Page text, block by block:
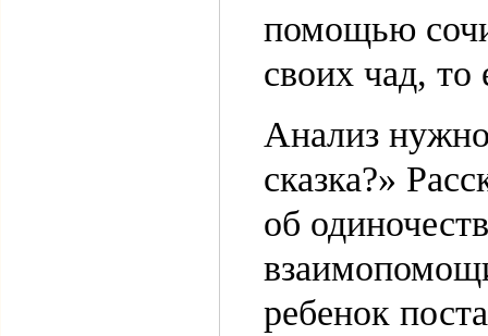
помощью
своих чад, то
Анализ
сказка?»
об
ребенок